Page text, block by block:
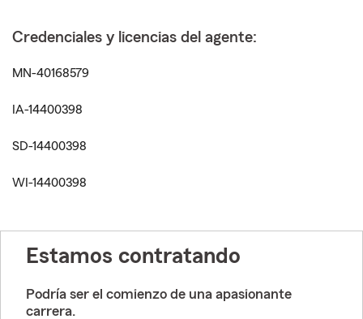
Credenciales y licencias del agente:
MN-40168579
IA-14400398
SD-14400398
WI-14400398
Estamos contratando
Podría ser el comienzo de una apasionante
carrera.